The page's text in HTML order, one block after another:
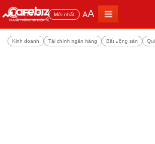
Đọc nhiều Mới nhất AA
Kinh doanh Tài chính ngân hàng Bất động sản